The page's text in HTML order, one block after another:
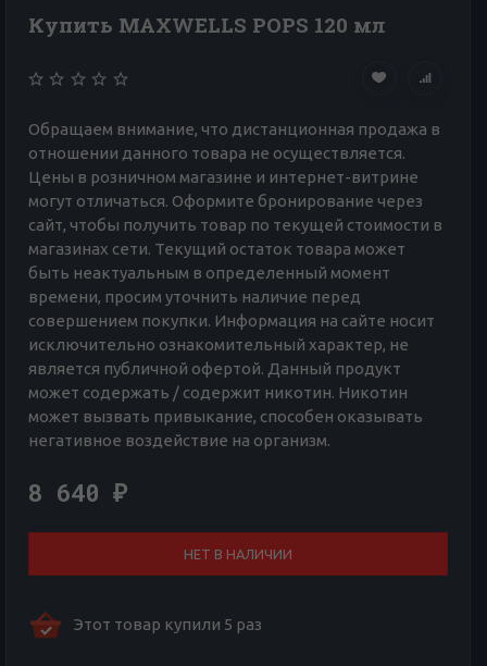
Купить MAXWELLS POPS 120 мл
Обращаем внимание, что дистанционная продажа в
отношении данного товара не осуществляется.
Цены в розничном магазине и интернет-витрине
могут отличаться. Оформите бронирование через
сайт, чтобы получить товар по текущей стоимости в
магазинах сети. Текущий остаток товара может
быть неактуальным в определенный момент
времени, просим уточнить наличие перед
совершением покупки. Информация на сайте носит
исключительно ознакомительный характер, не
является публичной офертой. Данный продукт
может содержать / содержит никотин. Никотин
может вызвать привыкание, способен оказывать
негативное воздействие на организм.
8 640 ₽
НЕТ В НАЛИЧИИ
Этот товар купили 5 раз